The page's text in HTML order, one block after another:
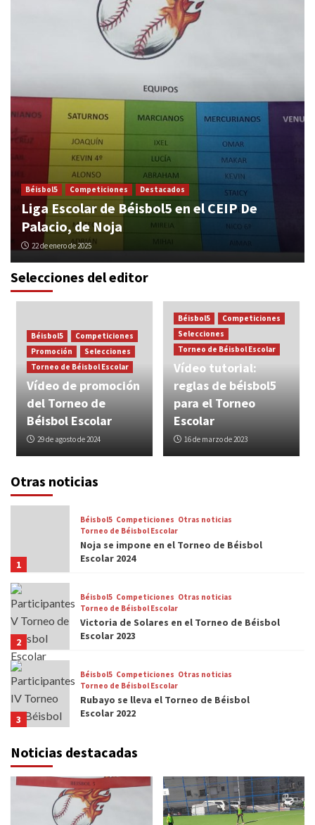
Béisbol5 Competiciones Destacados
Liga Escolar de Béisbol5 en el CEIP De
Palacio, de Noja
22 de enero de 2025
Selecciones del editor
Béisbol5
Competiciones
Promoción
Selecciones
Torneo de Béisbol Escolar
Vídeo de promoción
del Torneo de
Béisbol Escolar
29 de agosto de 2024
Béisbol5
Competiciones
Selecciones
Torneo de Béisbol Escolar
Vídeo tutorial:
reglas de béisbol5
para el Torneo
Escolar
16 de marzo de 2023
Otras noticias
1
Béisbol5 Competiciones Otras noticias
Torneo de Béisbol Escolar
Noja se impone en el Torneo de Béisbol
Escolar 2024
2
Béisbol5 Competiciones Otras noticias
Torneo de Béisbol Escolar
Victoria de Solares en el Torneo de Béisbol
Escolar 2023
3
Béisbol5 Competiciones Otras noticias
Torneo de Béisbol Escolar
Rubayo se lleva el Torneo de Béisbol
Escolar 2022
Noticias destacadas